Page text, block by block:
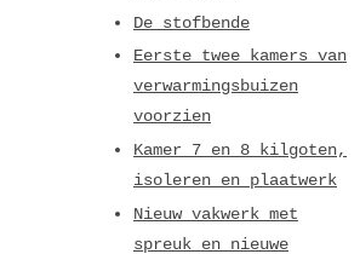
De stofbende
Eerste twee kamers van
verwarmingsbuizen
voorzien
Kamer 7 en 8 kilgoten,
isoleren en plaatwerk
Nieuw vakwerk met
spreuk en nieuwe